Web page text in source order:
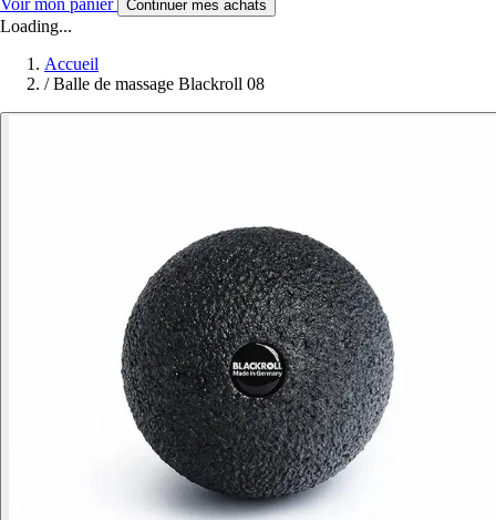
Voir mon panier Continuer mes achats
Loading...
Accueil
/ Balle de massage Blackroll 08